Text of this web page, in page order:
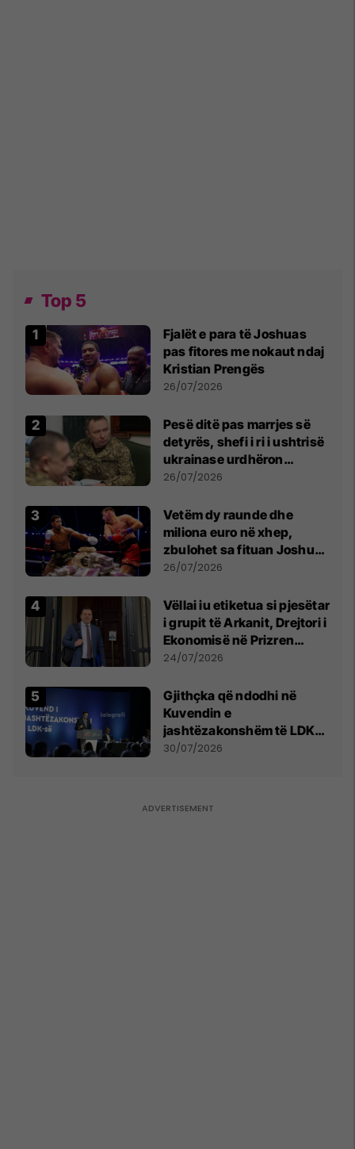
Top 5
Fjalët e para të Joshuas
pas fitores me nokaut ndaj
Kristian Prengës
26/07/2026
Pesë ditë pas marrjes së
detyrës, shefi i ri i ushtrisë
ukrainase urdhëron
kontroll të madh
26/07/2026
Vetëm dy raunde dhe
miliona euro në xhep,
zbulohet sa fituan Joshua
e Prenga
26/07/2026
Vëllai iu etiketua si pjesëtar
i grupit të Arkanit, Drejtori i
Ekonomisë në Prizren
mohon pretendimet
24/07/2026
Gjithçka që ndodhi në
Kuvendin e
jashtëzakonshëm të LDK-
së
30/07/2026